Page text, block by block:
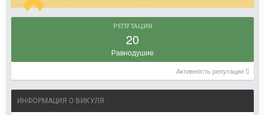
РЕПУТАЦИЯ
20
Равнодушие
Активность репутации
ИНФОРМАЦИЯ О ВИКУЛЯ